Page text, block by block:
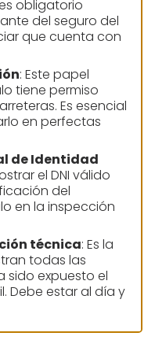
obligatorio
del seguro del
que cuenta con
: Este papel
tiene permiso
Es esencial
en perfectas
de Identidad
el DNI válido
del
en la inspección
técnica: Es la
todas las
sido expuesto el
Debe estar al día y